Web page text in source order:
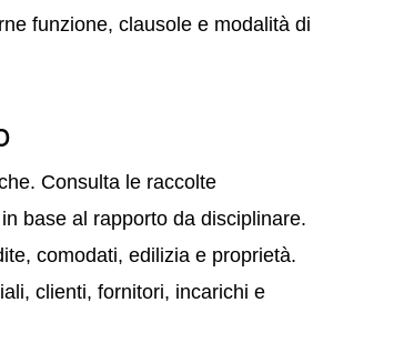
funzione, clausole e modalità di
Consulta le raccolte
base al rapporto da disciplinare.
comodati, edilizia e proprietà.
clienti, fornitori, incarichi e